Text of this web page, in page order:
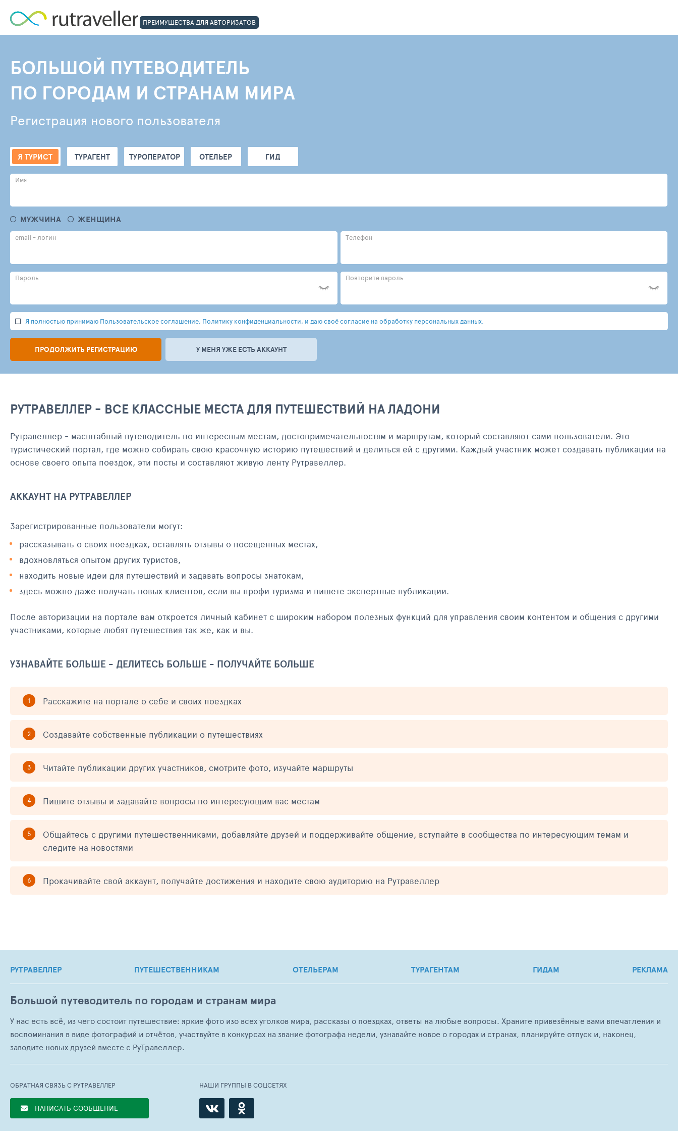
ПРЕИМУЩЕСТВА ДЛЯ АВТОРИЗАТОВ
БОЛЬШОЙ ПУТЕВОДИТЕЛЬ
ПО ГОРОДАМ И СТРАНАМ МИРА
Регистрация нового пользователя
Я ТУРИСТ ТУРАГЕНТ ТУРОПЕРАТОР ОТЕЛЬЕР ГИД
Имя
МУЖЧИНА ЖЕНЩИНА
email - логин Телефон
Пароль Повторите пароль
Я полностью принимаю Пользовательское соглашение, Политику конфиденциальности, и даю своё согласие на обработку персональных данных.
ПРОДОЛЖИТЬ РЕГИСТРАЦИЮ У МЕНЯ УЖЕ ЕСТЬ АККАУНТ
РУТРАВЕЛЛЕР - ВСЕ КЛАССНЫЕ МЕСТА ДЛЯ ПУТЕШЕСТВИЙ НА ЛАДОНИ
Рутравеллер - масштабный путеводитель по интересным местам, достопримечательностям и маршрутам, который составляют сами пользователи. Это
туристический портал, где можно собирать свою красочную историю путешествий и делиться ей с другими. Каждый участник может создавать публикации на
основе своего опыта поездок, эти посты и составляют живую ленту Рутравеллер.
АККАУНТ НА РУТРАВЕЛЛЕР
Зарегистрированные пользователи могут:
рассказывать о своих поездках, оставлять отзывы о посещенных местах,
вдохновляться опытом других туристов,
находить новые идеи для путешествий и задавать вопросы знатокам,
здесь можно даже получать новых клиентов, если вы профи туризма и пишете экспертные публикации.
После авторизации на портале вам откроется личный кабинет с широким набором полезных функций для управления своим контентом и общения с другими
участниками, которые любят путешествия так же, как и вы.
УЗНАВАЙТЕ БОЛЬШЕ - ДЕЛИТЕСЬ БОЛЬШЕ - ПОЛУЧАЙТЕ БОЛЬШЕ
Расскажите на портале о себе и своих поездках
Создавайте собственные публикации о путешествиях
Читайте публикации других участников, смотрите фото, изучайте маршруты
Пишите отзывы и задавайте вопросы по интересующим вас местам
Общайтесь с другими путешественниками, добавляйте друзей и поддерживайте общение, вступайте в сообщества по интересующим темам и
следите на новостями
Прокачивайте свой аккаунт, получайте достижения и находите свою аудиторию на Рутравеллер
РУТРАВЕЛЛЕР ПУТЕШЕСТВЕННИКАМ ОТЕЛЬЕРАМ ТУРАГЕНТАМ ГИДАМ РЕКЛАМА
Большой путеводитель по городам и странам мира
У нас есть всё, из чего состоит путешествие: яркие фото изо всех уголков мира, рассказы о поездках, ответы на любые вопросы. Храните привезённые вами впечатления и
воспоминания в виде фотографий и отчётов, участвуйте в конкурсах на звание фотографа недели, узнавайте новое о городах и странах, планируйте отпуск и, наконец,
заводите новых друзей вместе с РуТравеллер.
ОБРАТНАЯ СВЯЗЬ С РУТРАВЕЛЛЕР
НАПИСАТЬ СООБЩЕНИЕ
НАШИ ГРУППЫ В СОЦСЕТЯХ